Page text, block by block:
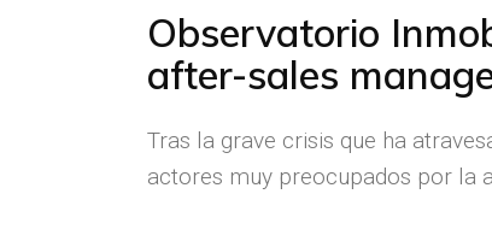
Observatorio
after-sales
Tras la grave crisis que ha
actores muy preocupados por la